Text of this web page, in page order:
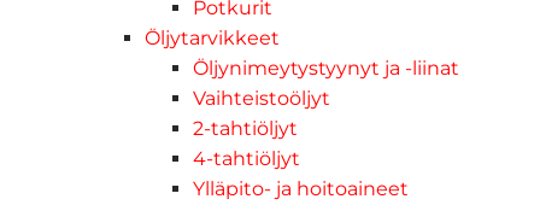
Potkurit
Öljytarvikkeet
Öljynimeytystyynyt ja -liinat
Vaihteistoöljyt
2-tahtiöljyt
4-tahtiöljyt
Ylläpito- ja hoitoaineet